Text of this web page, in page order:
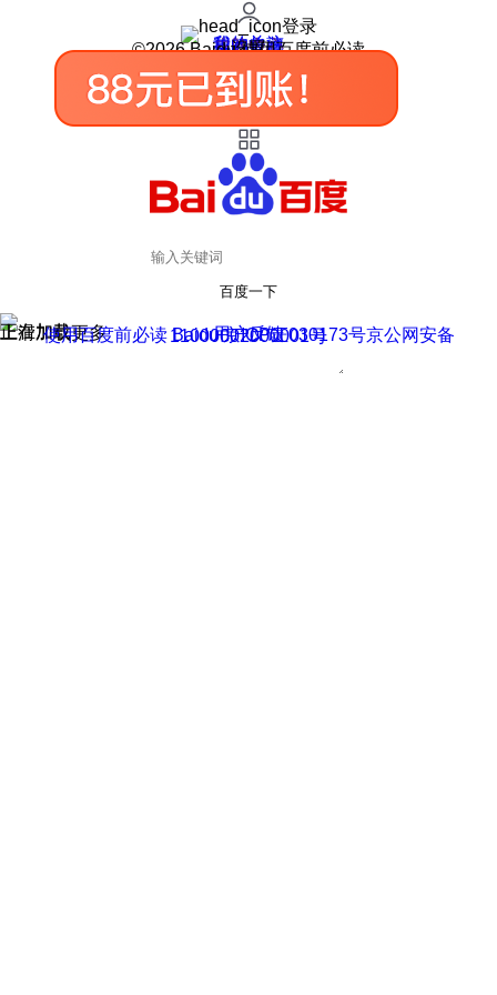
登录
我的关注
我的收藏
皮肤中心
用户反馈
设置
©2026 Baidu 使用百度前必读
百度一下
正在加载
上滑加载更多 用户反馈
使用百度前必读 Baidu 京ICP证030173号
京公网安备11000002000001号